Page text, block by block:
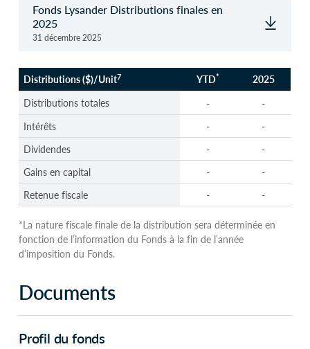
Fonds Lysander Distributions finales en
2025
31 décembre 2025
Distributions ($)/Unit7 YTD*
2025
Distributions ($)/Unit
7 *
Distributions totales -
-
Intérêts
-
-
Dividendes
-
-
Gains en capital
-
-
Retenue fiscale
- -
*La nature fiscale finale de la distribution sera déterminée en
fonction de l’information du Fonds à la fin de l’année
d’imposition du Fonds.
Documents
Profil du fonds